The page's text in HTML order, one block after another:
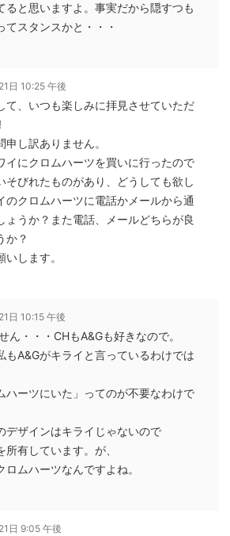
ると思いますよ。事実だから隠すつも
てスタンスかと・・・
日 10:25 午後
て、いつも楽しみに拝見させていただ
申し訳ありません。
イにクロムハーツを買いに行ったので
そびれたものがあり、どうしても欲し
のクロムハーツに電話かメールから通
ょうか？また電話、メールどちらが良
か？
します。
日 10:15 午後
ん・・・CHもA&Gも好きなので。
もA&Gがキライと言っているわけでは
ハーツにいた」ってのが不要なわけで
デザインはキライじゃないので
所有しています。が、
ロムハーツなんですよね。
日 9:05 午後